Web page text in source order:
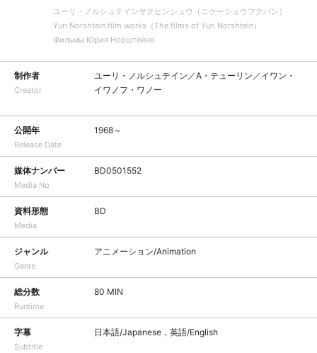
ユーリ・ノルシュテインサクヒンシュウ（ニケーシュウフクバン）
Yuri Norshtein film works（The films of Yuri Norshtein）
Фильмы Юрия Норштейна
制作者
Creator
ユーリ・ノルシュテイン／A・テューリン／イワン・
イワノフ・ワノー
公開年
Release Date
1968～
媒体ナンバー
Media No
BD0501552
資料形態
Media
BD
ジャンル
Genre
アニメーション/Animation
総分数
Runtime
80 MIN
字幕
Subtitle
日本語/Japanese，英語/English